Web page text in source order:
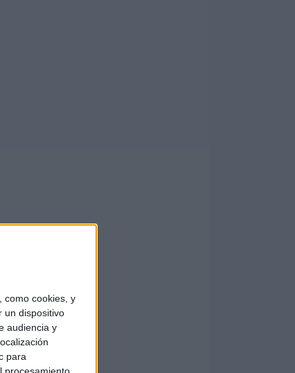
como cookies, y
un dispositivo
audiencia y
para
procesamiento